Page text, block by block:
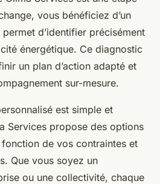
vous bénéficiez d’un
d’identifier précisément
énergétique. Ce diagnostic
un plan d’action adapté et
sur-mesure.
est simple et
Services propose des options
de vos contraintes et
Que vous soyez un
ou une collectivité, chaque